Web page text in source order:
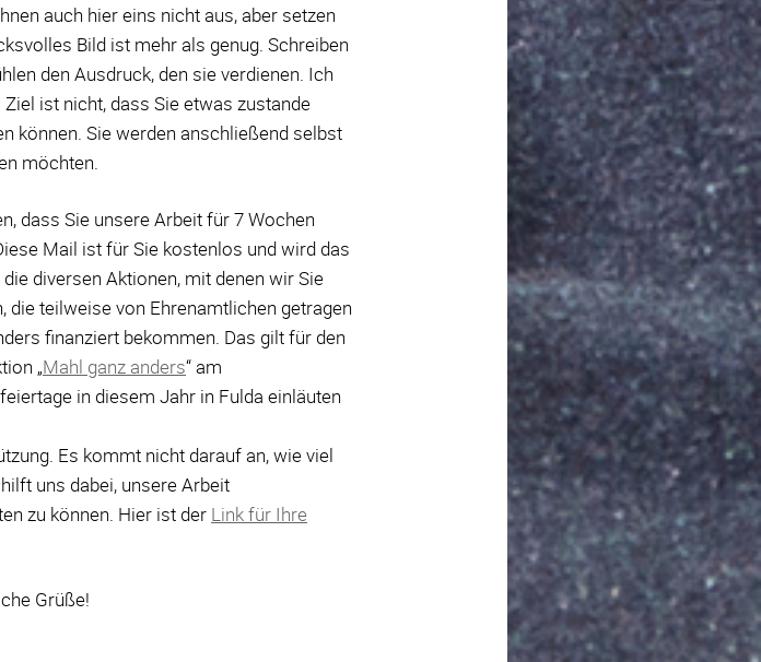
auch hier eins nicht aus, aber setzen
Bild ist mehr als genug. Schreiben
den Ausdruck, den sie verdienen. Ich
ist nicht, dass Sie etwas zustande
können. Sie werden anschließend selbst
möchten.
dass Sie unsere Arbeit für 7 Wochen
Mail ist für Sie kostenlos und wird das
diversen Aktionen, mit denen wir Sie
die teilweise von Ehrenamtlichen getragen
finanziert bekommen. Das gilt für den
„Mahl ganz anders“ am
in diesem Jahr in Fulda einläuten
Es kommt nicht darauf an, wie viel
uns dabei, unsere Arbeit
zu können. Hier ist der Link für Ihre
Grüße!